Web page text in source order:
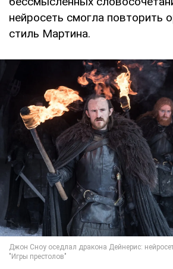
нейросеть смогла повторить
стиль Мартина.